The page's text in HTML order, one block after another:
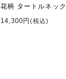
花柄 タートルネッ
14,300円(税込)